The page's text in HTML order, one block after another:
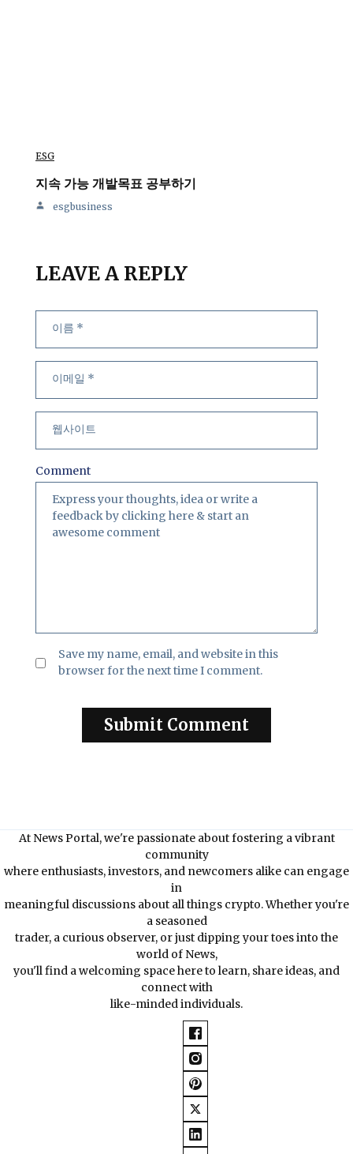
ESG
지속 가능 개발목표 공부하기
esgbusiness
LEAVE A REPLY
Comment
Save my name, email, and website in this
browser for the next time I comment.
At News Portal, we're passionate about fostering a vibrant
community
where enthusiasts, investors, and newcomers alike can engage
in
meaningful discussions about all things crypto. Whether you're
a seasoned
trader, a curious observer, or just dipping your toes into the
world of News,
you'll find a welcoming space here to learn, share ideas, and
connect with
like-minded individuals.